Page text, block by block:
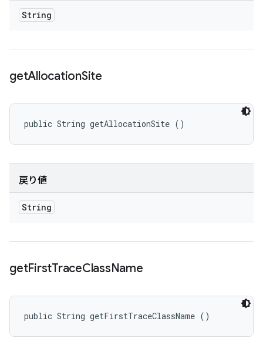
String
getAllocationSite
public String getAllocationSite ()
戻り値
String
getFirstTraceClassName
public String getFirstTraceClassName ()